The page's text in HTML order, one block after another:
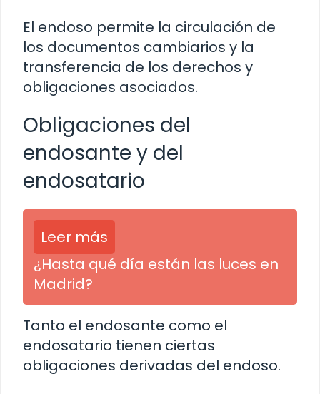
El endoso permite la circulación de
los documentos cambiarios y la
transferencia de los derechos y
obligaciones asociados.
Obligaciones del
endosante y del
endosatario
Leer más
¿Hasta qué día están las luces en
Madrid?
Tanto el endosante como el
endosatario tienen ciertas
obligaciones derivadas del endoso.